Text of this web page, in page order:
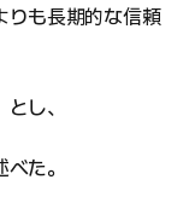
りも長期的な信頼
し、
た。